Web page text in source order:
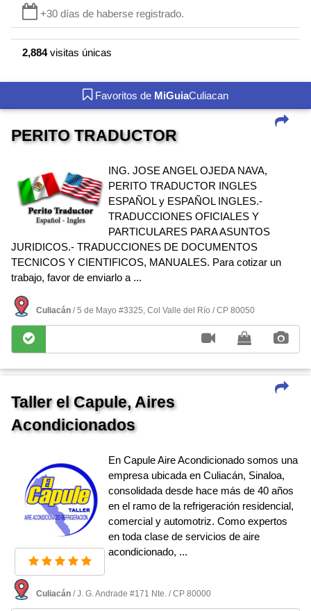
+30 días de haberse registrado.
2,884visitas únicas
Favoritos de MiGuiaCuliacan
PERITO TRADUCTOR
ING. JOSE ANGEL OJEDA NAVA,
PERITO TRADUCTOR INGLES
ESPAÑOL y ESPAÑOL INGLES.-
TRADUCCIONES OFICIALES Y
PARTICULARES PARA ASUNTOS
JURIDICOS.- TRADUCCIONES DE DOCUMENTOS
TECNICOS Y CIENTIFICOS, MANUALES. Para cotizar un
trabajo, favor de enviarlo a ...
Culiacán / 5 de Mayo #3325, Col Valle del Rí­o / CP 80050
Taller el Capule, Aires
Acondicionados
En Capule Aire Acondicionado somos una
empresa ubicada en Culiacán, Sinaloa,
consolidada desde hace más de 40 años
en el ramo de la refrigeración residencial,
comercial y automotriz. Como expertos
en toda clase de servicios de aire
acondicionado, ...
Culiacán / J. G. Andrade #171 Nte. / CP 80000